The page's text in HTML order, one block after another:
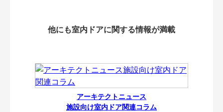
他にも室内ドアに関する情報が満載
アーキテクトニュース
施設向け室内ドア関連コラム